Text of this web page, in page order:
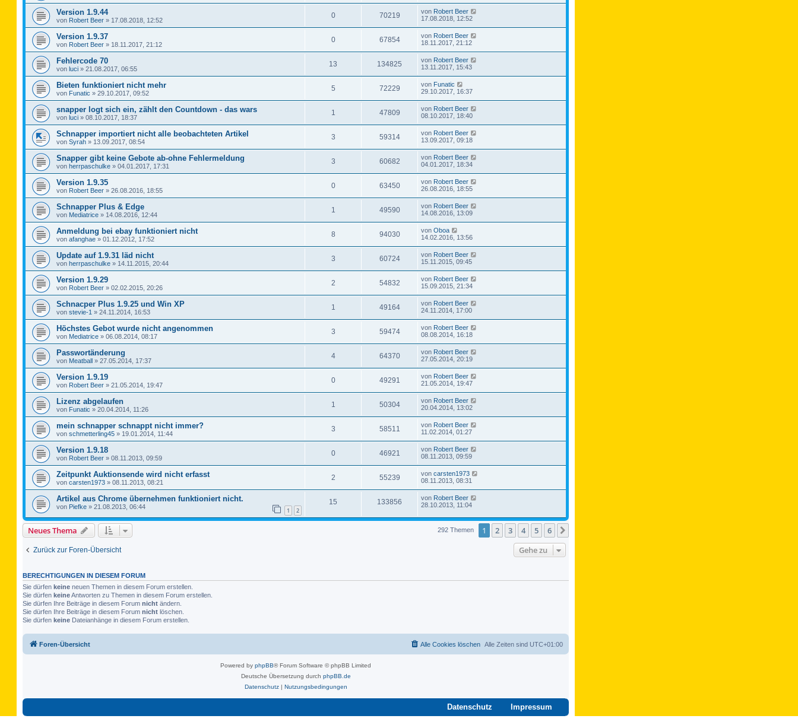
Version 1.9.44
von Robert Beer » 17.08.2018, 12:52
0 70219 von Robert Beer
17.08.2018, 12:52
Version 1.9.37
von Robert Beer » 18.11.2017, 21:12
0 67854 von Robert Beer
18.11.2017, 21:12
Fehlercode 70
von luci » 21.08.2017, 06:55
13 134825 von Robert Beer
13.11.2017, 15:43
Bieten funktioniert nicht mehr
von Funatic » 29.10.2017, 09:52
5 72229 von Funatic
29.10.2017, 16:37
snapper logt sich ein, zählt den Countdown - das wars
von luci » 08.10.2017, 18:37
1 47809 von Robert Beer
08.10.2017, 18:40
Schnapper importiert nicht alle beobachteten Artikel
von Syrah » 13.09.2017, 08:54
3 59314 von Robert Beer
13.09.2017, 09:18
Snapper gibt keine Gebote ab-ohne Fehlermeldung
von herrpaschulke » 04.01.2017, 17:31
3 60682 von Robert Beer
04.01.2017, 18:34
Version 1.9.35
von Robert Beer » 26.08.2016, 18:55
0 63450 von Robert Beer
26.08.2016, 18:55
Schnapper Plus & Edge
von Mediatrice » 14.08.2016, 12:44
1 49590 von Robert Beer
14.08.2016, 13:09
Anmeldung bei ebay funktioniert nicht
von afanghae » 01.12.2012, 17:52
8 94030 von Oboa
14.02.2016, 13:56
Update auf 1.9.31 läd nicht
von herrpaschulke » 14.11.2015, 20:44
3 60724 von Robert Beer
15.11.2015, 09:45
Version 1.9.29
von Robert Beer » 02.02.2015, 20:26
2 54832 von Robert Beer
15.09.2015, 21:34
Schnacper Plus 1.9.25 und Win XP
von stevie-1 » 24.11.2014, 16:53
1 49164 von Robert Beer
24.11.2014, 17:00
Höchstes Gebot wurde nicht angenommen
von Mediatrice » 06.08.2014, 08:17
3 59474 von Robert Beer
08.08.2014, 16:18
Passwortänderung
von Meatball » 27.05.2014, 17:37
4 64370 von Robert Beer
27.05.2014, 20:19
Version 1.9.19
von Robert Beer » 21.05.2014, 19:47
0 49291 von Robert Beer
21.05.2014, 19:47
Lizenz abgelaufen
von Funatic » 20.04.2014, 11:26
1 50304 von Robert Beer
20.04.2014, 13:02
mein schnapper schnappt nicht immer?
von schmetterling45 » 19.01.2014, 11:44
3 58511 von Robert Beer
11.02.2014, 01:27
Version 1.9.18
von Robert Beer » 08.11.2013, 09:59
0 46921 von Robert Beer
08.11.2013, 09:59
Zeitpunkt Auktionsende wird nicht erfasst
von carsten1973 » 08.11.2013, 08:21
2 55239 von carsten1973
08.11.2013, 08:31
Artikel aus Chrome übernehmen funktioniert nicht.
von Piefke » 21.08.2013, 06:44 1 2
15 133856 von Robert Beer
28.10.2013, 11:04
Neues Thema 292 Themen 1 2 3 4 5 6
Zurück zur Foren-Übersicht Gehe zu
BERECHTIGUNGEN IN DIESEM FORUM
Sie dürfen keine neuen Themen in diesem Forum erstellen.
Sie dürfen keineAntworten zu Themen in diesem Forum erstellen.
Sie dürfen Ihre Beiträge in diesem Forum nicht ändern.
Sie dürfen Ihre Beiträge in diesem Forum nicht löschen.
Sie dürfen keine Dateianhänge in diesem Forum erstellen.
Foren-Übersicht Alle Zeiten sind UTC+01:00
Alle Cookies löschen
Powered by phpBB® Forum Software © phpBB Limited
Deutsche Übersetzung durch phpBB.de
Datenschutz| Nutzungsbedingungen
Datenschutz Impressum